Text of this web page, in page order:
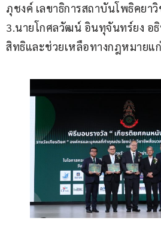
ภุชงค์ เลขาธิการสถาบันโพธิคยา
3.นายโกศลวัฒน์ อินทุจันทร์ยง อ
สิทธิและช่วยเหลือทางกฎหมายแ